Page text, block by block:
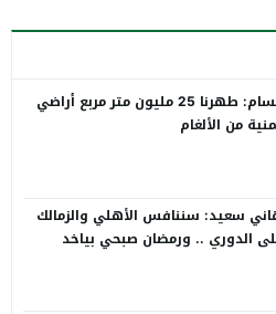
مسام: طهرنا 25 مليون متر مربع أراضي
من الألغام
سعيد: سننافس الأهلي والزمالك
الدوري .. ورمضان صبحي بياخد